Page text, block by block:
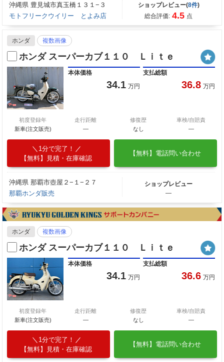
沖縄県 豊見城市真玉橋１３１−３
モトフリークウイリー とよみ店
ショップレビュー(8件)
総合評価: 4.5 点
ホンダ 複数画像
ホンダ スーパーカブ１１０ Ｌｉｔｅ
本体価格
34.1 万円
支払総額
36.8 万円
初度登録年
新車(注文販売)
走行距離
―
修復歴
なし
車検/自賠責
―
1分で完了！
【無料】見積・在庫確認
【無料】電話問い合わせ
沖縄県 那覇市壺屋２−１−２７
那覇ホンダ販売
ショップレビュー
―
ホンダ 複数画像
ホンダ スーパーカブ１１０ Ｌｉｔｅ
本体価格
34.1 万円
支払総額
36.6 万円
初度登録年
新車(注文販売)
走行距離
―
修復歴
なし
車検/自賠責
―
1分で完了！
【無料】見積・在庫確認
【無料】電話問い合わせ